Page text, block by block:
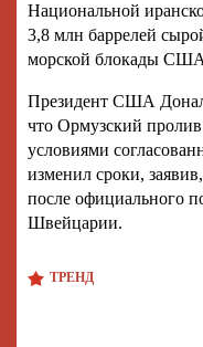
Национальной
3,8 млн баррелей
морской блокады
Президент США
что Ормузский
условиями
изменил сроки,
после официального
Швейцарии.
ТРЕНД